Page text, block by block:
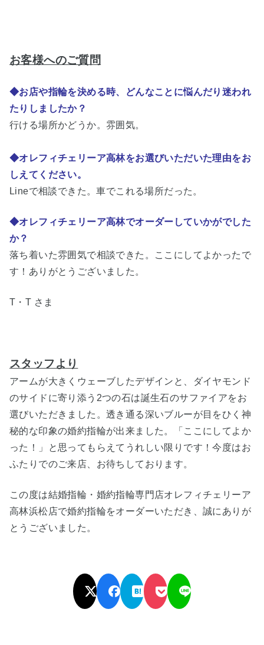
お客様へのご質問
◆お店や指輪を決める時、どんなことに悩んだり迷われ
たりしましたか？
行ける場所かどうか。雰囲気。
◆オレフィチェリーア高林をお選びいただいた理由をお
しえてください。
Lineで相談できた。車でこれる場所だった。
◆オレフィチェリーア高林でオーダーしていかがでした
か？
落ち着いた雰囲気で相談できた。ここにしてよかったで
す！ありがとうございました。
T・T さま
スタッフより
アームが大きくウェーブしたデザインと、ダイヤモンド
のサイドに寄り添う2つの石は誕生石のサファイアをお
選びいただきました。透き通る深いブルーが目をひく神
秘的な印象の婚約指輪が出来ました。「ここにしてよか
った！」と思ってもらえてうれしい限りです！今度はお
ふたりでのご来店、お待ちしております。
この度は結婚指輪・婚約指輪専門店オレフィチェリーア
高林浜松店で婚約指輪をオーダーいただき
、誠にありが
とうございました。